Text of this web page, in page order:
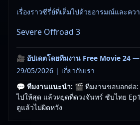
เรื่องราวซีรี่ย์ที่เต็มไปด้วยอารมณ์และค
Severe Offroad 3
🎥 อัปเดตโดยทีมงาน Free Movie 24 —
29/05/2026 | เกี่ยวกับเรา
💬 ทีมงานแนะนำ: 🎬 ทีมงานขอบอกต่อ:
ไปให้สุด แล้วหยุดที่ดวงจันทร์ ซับไทย
ดูแล้วไม่ผิดหวัง